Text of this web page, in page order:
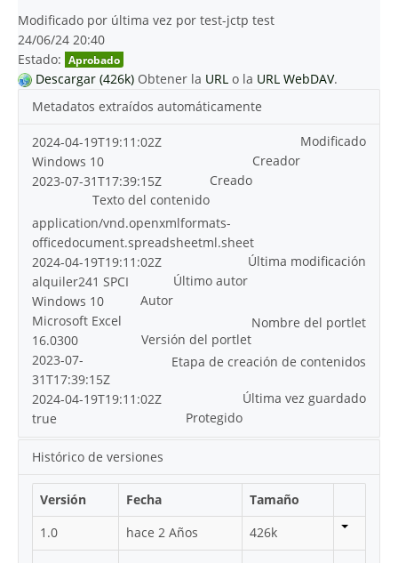
Modificado por última vez por test-jctp test
24/06/24 20:40
Estado: Aprobado
Descargar (426k) Obtener la URL o la URL WebDAV.
Metadatos extraídos automáticamente
Modificado
2024-04-19T19:11:02Z
Creador
Windows 10
Creado
2023-07-31T17:39:15Z
Texto del contenido
application/vnd.openxmlformats-
officedocument.spreadsheetml.sheet
Última modificación
2024-04-19T19:11:02Z
Último autor
alquiler241 SPCI
Autor
Windows 10
Nombre del portlet
Microsoft Excel
Versión del portlet
16.0300
Etapa de creación de contenidos
2023-07-
31T17:39:15Z
Última vez guardado
2024-04-19T19:11:02Z
Protegido
true
Histórico de versiones
Versión Fecha
Tamaño
1.0
hace 2 Años 426k